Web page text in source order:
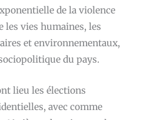
de la violence
les vies humaines, les
et environnementaux,
du pays.
lieu les élections
avec comme